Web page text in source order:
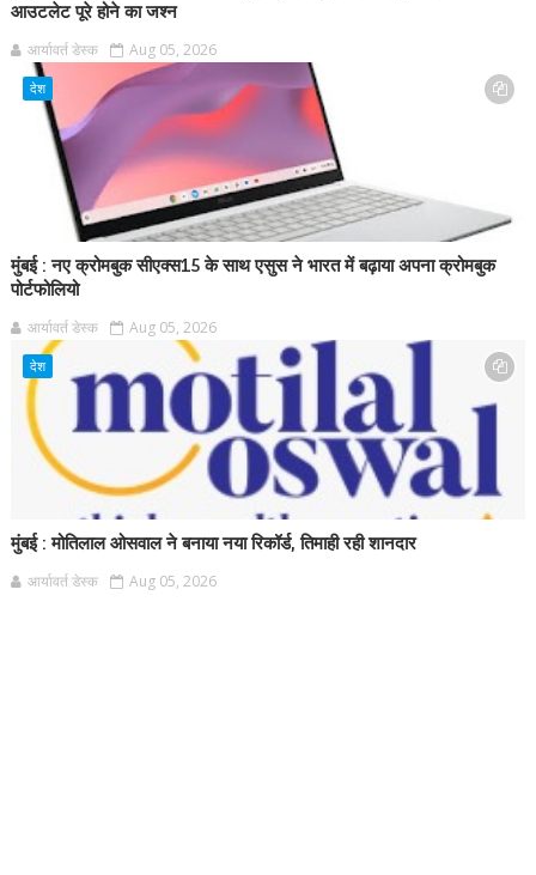
आउटलेट पूरे होने का जश्न
आर्यावर्त डेस्क Aug 05, 2026
देश
मुंबई : नए क्रोमबुक सीएक्स15 के साथ एसुस ने भारत में बढ़ाया अपना क्रोमबुक
पोर्टफोलियो
आर्यावर्त डेस्क Aug 05, 2026
देश
मुंबई : मोतिलाल ओसवाल ने बनाया नया रिकॉर्ड, तिमाही रही शानदार
आर्यावर्त डेस्क Aug 05, 2026